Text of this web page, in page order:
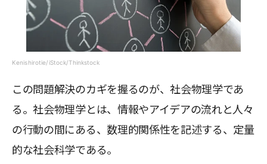
Kenishirotie/iStock/Thinkstock
この問題解決のカギを握るのが、社会物理学であ
る。社会物理学とは、情報やアイデアの流れと人々
の行動の間にある、数理的関係性を記述する、定量
的な社会科学である。